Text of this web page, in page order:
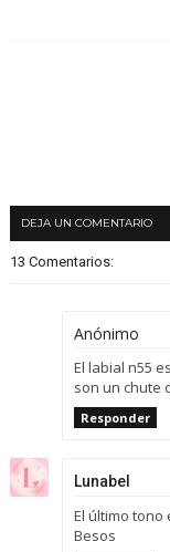
DEJA UN COMENTARIO
13 Comentarios:
Anónimo
El labial n55
son un chute
Responder
Lunabel
El último tono
Besos